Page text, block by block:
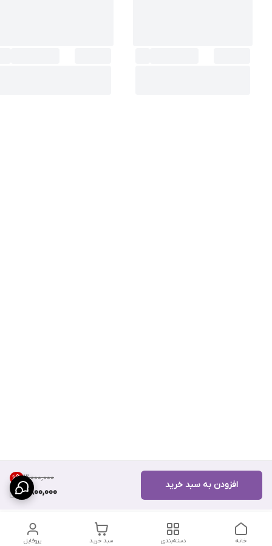
۳٬۰۰۰٬۰۰۰ 6%
2,800,000
افزودن به سبد خرید
پروفایل سبد خرید دسته‌بندی خانه